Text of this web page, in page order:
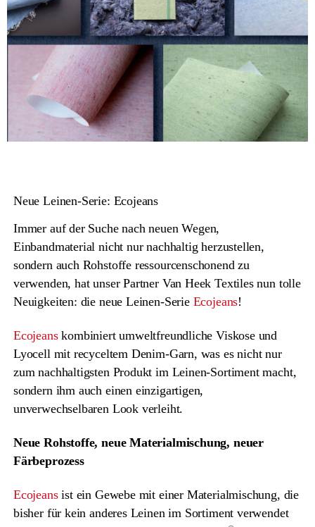
Neue Leinen-Serie: Ecojeans
Immer auf der Suche nach neuen Wegen,
Einbandmaterial nicht nur nachhaltig herzustellen,
sondern auch Rohstoffe ressourcenschonend zu
verwenden, hat unser Partner Van Heek Textiles nun tolle
Neuigkeiten: die neue Leinen-Serie Ecojeans!
Ecojeanskombiniert umweltfreundliche Viskose und
Lyocell mit recyceltem Denim-Garn, was es nicht nur
zum nachhaltigsten Produkt im Leinen-Sortiment macht,
sondern ihm auch einen einzigartigen,
unverwechselbaren Look verleiht.
Neue Rohstoffe, neue Materialmischung, neuer
Färbeprozess
Ecojeansist ein Gewebe mit einer Materialmischung, die
bisher für kein anderes Leinen im Sortiment verwendet